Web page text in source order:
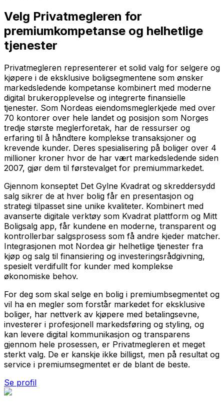
Velg Privatmegleren for
premiumkompetanse og helhetlige
tjenester
Privatmegleren representerer et solid valg for selgere og
kjøpere i de eksklusive boligsegmentene som ønsker
markedsledende kompetanse kombinert med moderne
digital brukeropplevelse og integrerte finansielle
tjenester. Som Nordeas eiendomsmeglerkjede med over
70 kontorer over hele landet og posisjon som Norges
tredje største meglerforetak, har de ressurser og
erfaring til å håndtere komplekse transaksjoner og
krevende kunder. Deres spesialisering på boliger over 4
millioner kroner hvor de har vært markedsledende siden
2007, gjør dem til førstevalget for premiummarkedet.
Gjennom konseptet Det Gylne Kvadrat og skreddersydd
salg sikrer de at hver bolig får en presentasjon og
strategi tilpasset sine unike kvaliteter. Kombinert med
avanserte digitale verktøy som Kvadrat plattform og Mitt
Boligsalg app, får kundene en moderne, transparent og
kontrollerbar salgsprosess som få andre kjeder matcher.
Integrasjonen mot Nordea gir helhetlige tjenester fra
kjøp og salg til finansiering og investeringsrådgivning,
spesielt verdifullt for kunder med komplekse
økonomiske behov.
For deg som skal selge en bolig i premiumbsegmentet og
vil ha en megler som forstår markedet for eksklusive
boliger, har nettverk av kjøpere med betalingsevne,
investerer i profesjonell markedsføring og styling, og
kan levere digital kommunikasjon og transparens
gjennom hele prosessen, er Privatmegleren et meget
sterkt valg. De er kanskje ikke billigst, men på resultat og
service i premiumsegmentet er de blant de beste.
Se profil